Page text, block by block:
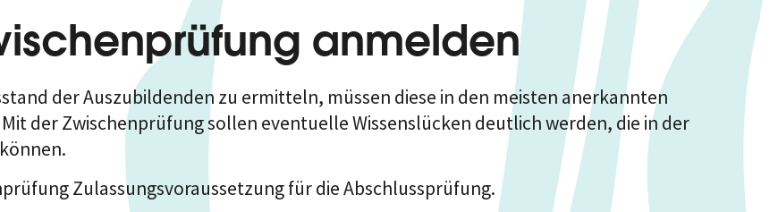
anmelden
der Auszubildenden zu ermitteln, müssen diese in den meisten anerkannten
Mit der Zwischenprüfung sollen eventuelle Wissenslücken deutlich werden, die in der
Zulassungsvoraussetzung für die Abschlussprüfung.